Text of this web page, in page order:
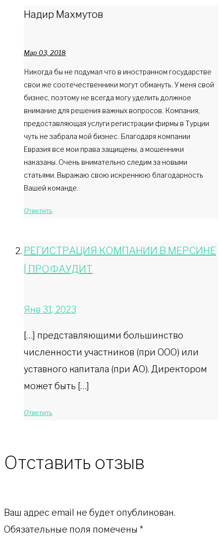
Надир Махмутов
Мар 03, 2018
Никогда бы не подумал что в иностранном государстве
свои же соотечественники могут обмануть. У меня свой
бизнес, поэтому не всегда могу уделить должное
внимание для решения важных вопросов. Компания,
предоставляющая услуги регистрации фирмы в Турции
чуть не забрала мой бизнес. Благодаря компании
Евразия все мои права защищены, а мошенники
наказаны. Очень внимательно следим за новыми
статьями. Выражаю свою искреннюю благодарность
Вашей команде.
Ответить
РЕГИСТРАЦИЯ КОМПАНИИ В МЕРСИНЕ
| ПРОФАУДИТ
Янв 31, 2023
[…] представляющими большинство
численности участников (при ООО) или
уставного капитала (при АО). Директором
может быть […]
Ответить
Отставить отзыв
Ваш адрес email не будет опубликован.
Обязательные поля помечены *